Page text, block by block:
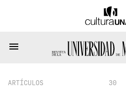
ARTÍCULOS 30